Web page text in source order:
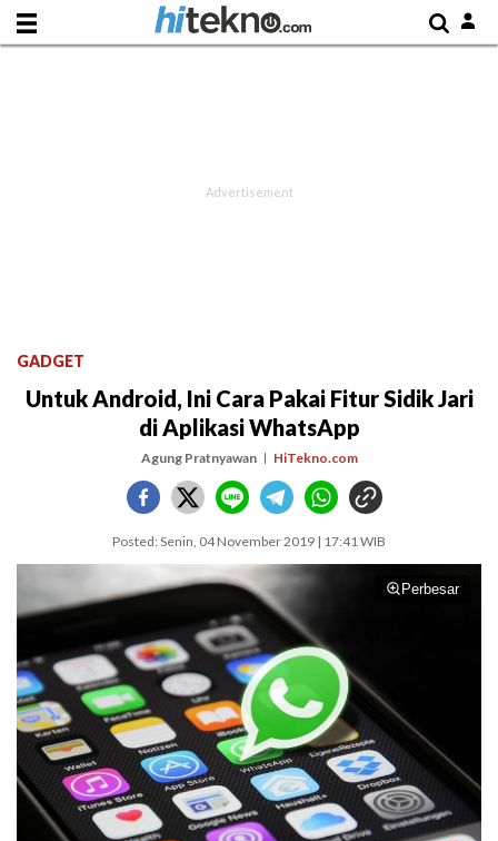
GADGET
Untuk Android, Ini Cara Pakai Fitur Sidik Jari
di Aplikasi WhatsApp
Agung Pratnyawan HiTekno.com
Posted: Senin, 04 November 2019 | 17:41 WIB
Perbesar